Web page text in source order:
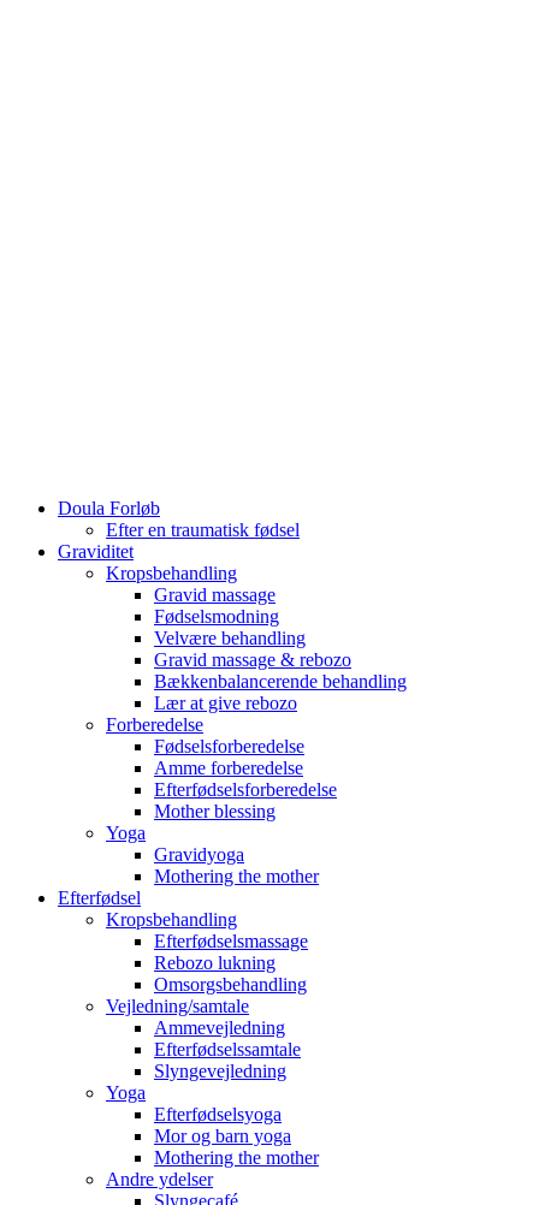
Doula Forløb
Efter en traumatisk fødsel
Graviditet
Kropsbehandling
Gravid massage
Fødselsmodning
Velvære behandling
Gravid massage & rebozo
Bækkenbalancerende behandling
Lær at give rebozo
Forberedelse
Fødselsforberedelse
Amme forberedelse
Efterfødselsforberedelse
Mother blessing
Yoga
Gravidyoga
Mothering the mother
Efterfødsel
Kropsbehandling
Efterfødselsmassage
Rebozo lukning
Omsorgsbehandling
Vejledning/samtale
Ammevejledning
Efterfødselssamtale
Slyngevejledning
Yoga
Efterfødselsyoga
Mor og barn yoga
Mothering the mother
Andre ydelser
Slyngecafé